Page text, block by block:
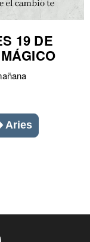
19 DE
Aries